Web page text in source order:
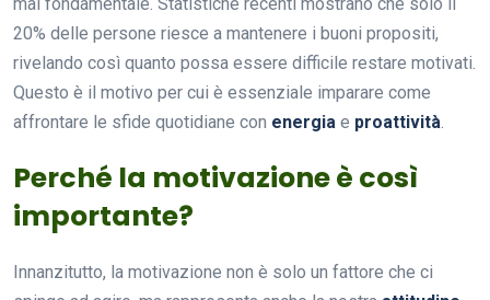
20% delle persone riesce a mantenere i buoni propositi,
rivelando così quanto possa essere difficile restare motivati.
Questo è il motivo per cui è essenziale imparare come
affrontare le sfide quotidiane con energia e proattività.
Perché la motivazione è così
importante?
Innanzitutto, la motivazione non è solo un fattore che ci